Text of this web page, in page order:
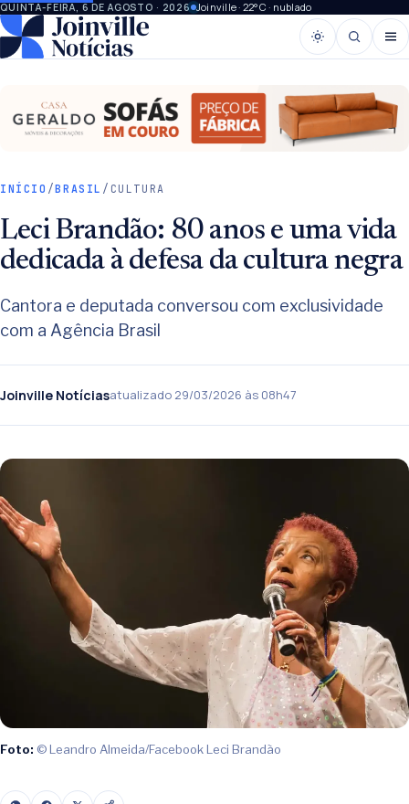
QUINTA-FEIRA, 6 DE AGOSTO · 2026 Joinville · 22°C · nublado
INÍCIO /BRASIL / CULTURA
Leci Brandão: 80 anos e uma vida
dedicada à defesa da cultura negra
Cantora e deputada conversou com exclusividade
com a Agência Brasil
Joinville Notíciasatualizado 29/03/2026 às 08h47
Foto: © Leandro Almeida/Facebook Leci Brandão